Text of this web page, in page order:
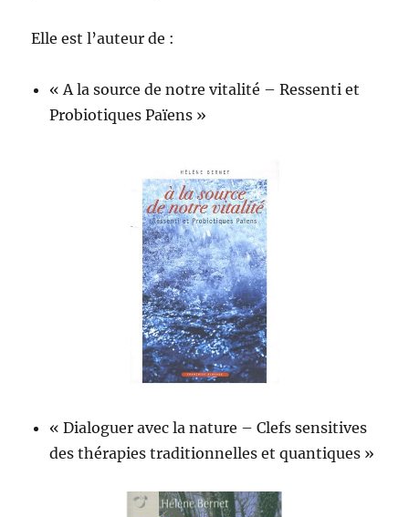
Elle est l’auteur de :
« A la source de notre vitalité – Ressenti et
Probiotiques Païens »
« Dialoguer avec la nature – Clefs sensitives
des thérapies traditionnelles et quantiques »